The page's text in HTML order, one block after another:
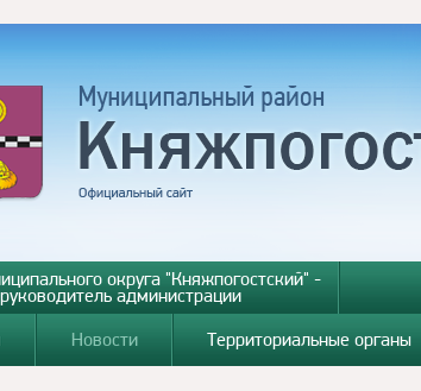
округа "Княжпогостский" -
руководитель администрации
Новости Территориальные органы